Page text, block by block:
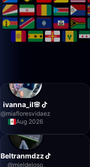
ivanna_il🌸
@miafloresvidaez
Aug 2026
Beltranmdzz
@mieldeloso_